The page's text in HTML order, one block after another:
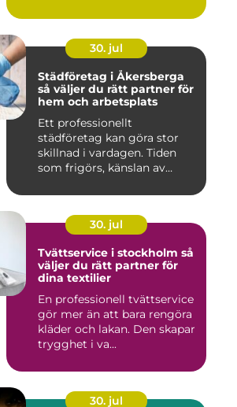
30. jul
Städföretag i Åkersberga
så väljer du rätt partner för
hem och arbetsplats
Ett professionellt
städföretag kan göra stor
skillnad i vardagen. Tiden
som frigörs, känslan av
30. jul
Tvättservice i stockholm så
väljer du rätt partner för
dina textilier
En professionell tvättservice
gör mer än att bara rengöra
kläder och lakan. Den skapar
trygghet i va...
30. jul